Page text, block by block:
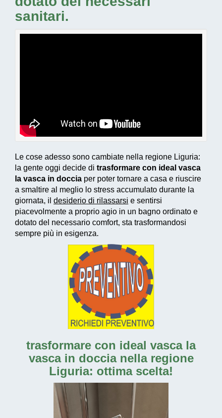
sanitari.
Le cose adesso sono cambiate nella regione Liguria:
la gente oggi decide di trasformare con ideal vasca
la vasca in doccia per poter tornare a casa e riuscire
a smaltire al meglio lo stress accumulato durante la
giornata, il desiderio di rilassarsi e sentirsi
piacevolmente a proprio agio in un bagno ordinato e
dotato del necessario comfort, sta trasformandosi
sempre più in esigenza.
trasformare con ideal vasca la
vasca in doccia nella regione
Liguria: ottima scelta!